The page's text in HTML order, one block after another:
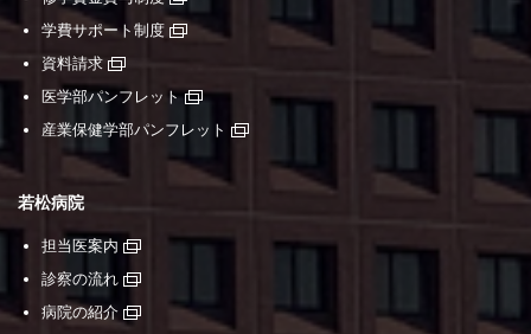
学費サポート制度
資料請求
医学部パンフレット
産業保健学部パンフレット
若松病院
担当医案内
診察の流れ
病院の紹介